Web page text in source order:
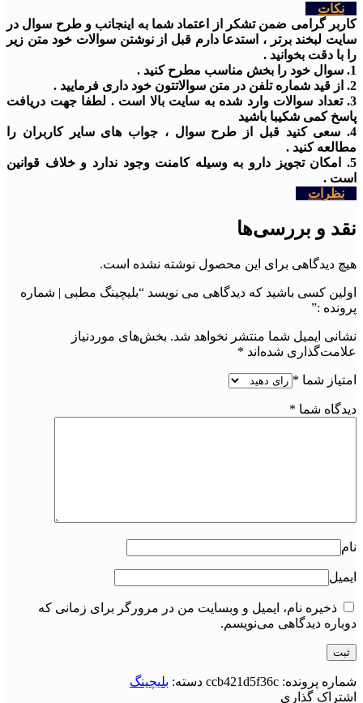
نکات
کاربر گرامی ضمن تشکر از اعتماد شما به اینجانب و طرح سوال در
سایت لبخند برتر ، استدعا دارم قبل از نوشتن سوالات خود متن زیر
را با دقت بخوانید .
1. سوال خود را بخش مناسب مطرح کنید .
2. از قید شماره تلفن در متن سوالاتتون خود داری فرمایید .
3. تعداد سوالات وارد شده به سایت بالا است . لطفا جهت دریافت
پاسخ کمی شکیبا باشید
4. سعی کنید قبل از طرح سوال ، جواب های سایر کاربران را
مطالعه کنید .
5. امکان تجویز دارو به وسیله کامنت وجود ندارد و خلاف قوانین
است .
نظرات
نقد و بررسی‌ها
هیچ دیدگاهی برای این محصول نوشته نشده است.
اولین کسی باشید که دیدگاهی می نویسد “بلیچینگ مطبی | شماره
پرونده :”
نشانی ایمیل شما منتشر نخواهد شد. بخش‌های موردنیاز
علامت‌گذاری شده‌اند *
امتیاز شما *
دیدگاه شما *
نام
ایمیل
ذخیره نام، ایمیل و وبسایت من در مرورگر برای زمانی که
دوباره دیدگاهی می‌نویسم.
شماره پرونده: ccb421d5f36c دسته: بلیچینگ
اشتراک گذاری